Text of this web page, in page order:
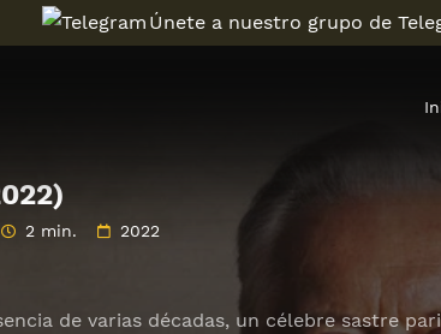
Únete a nuestro grupo de
2 min. 2022
de varias décadas, un célebre sastre